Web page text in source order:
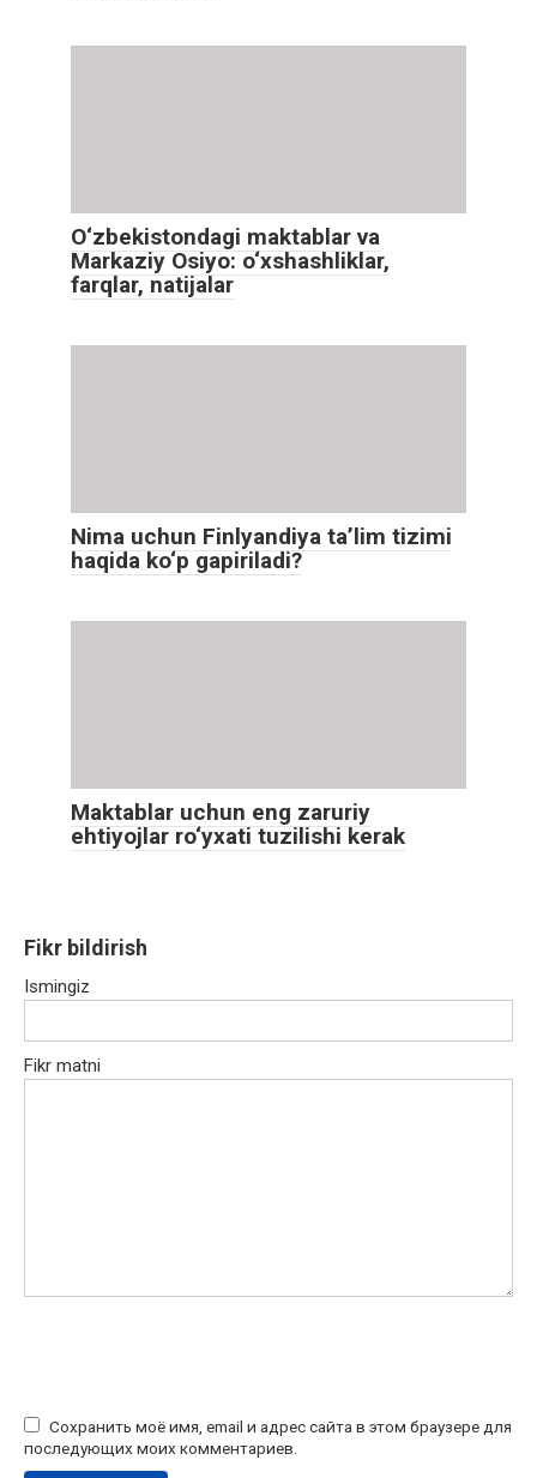
O‘zbekistondagi maktablar va
Markaziy Osiyo: o‘xshashliklar,
farqlar, natijalar
Nima uchun Finlyandiya ta’lim tizimi
haqida ko‘p gapiriladi?
Maktablar uchun eng zaruriy
ehtiyojlar ro‘yxati tuzilishi kerak
Fikr bildirish
Ismingiz
Fikr matni
Сохранить моё имя, email и адрес сайта в этом браузере для
последующих моих комментариев.